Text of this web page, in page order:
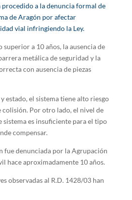
procedido a la denuncia formal de
de Aragón por afectar
vial infringiendo la Ley.
superior a 10 años, la ausencia de
metálica de seguridad y la
con ausencia de piezas
estado, el sistema tiene alto riesgo
colisión. Por otro lado, el nivel de
es insuficiente para el tipo
compensar.
fue denunciada por la Agrupación
hace aproximadamente 10 años.
observadas al R.D. 1428/03 han